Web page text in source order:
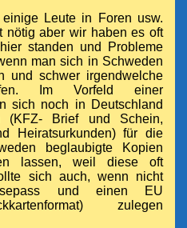
Leute in Foren usw.
aber wir haben es oft
standen und Probleme
man sich in Schweden
und schwer irgendwelche
Im Vorfeld einer
sich noch in Deutschland
(KFZ- Brief und Schein,
Heiratsurkunden) für die
beglaubigte Kopien
lassen, weil diese oft
sich auch, wenn nicht
und einen EU
zulegen